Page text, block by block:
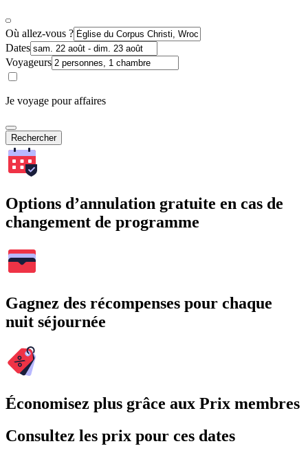
Où allez-vous ?
Dates
Voyageurs
Je voyage pour affaires
Rechercher
Options d’annulation gratuite en cas de
changement de programme
Gagnez des récompenses pour chaque
nuit séjournée
Économisez plus grâce aux Prix membres
Consultez les prix pour ces dates